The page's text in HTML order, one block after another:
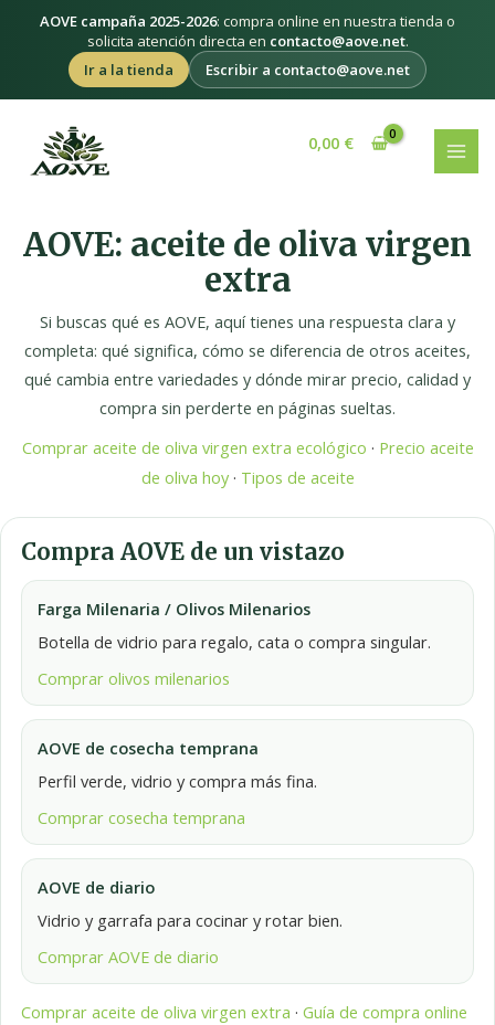
AOVE campaña 2025-2026: compra online en nuestra tienda o
solicita atención directa en contacto@aove.net.
Ir a la tienda
Escribir a contacto@aove.net
contenido
0,00 €
AOVE: aceite de oliva virgen
extra
Si buscas qué es AOVE, aquí tienes una respuesta clara y
completa: qué significa, cómo se diferencia de otros aceites,
qué cambia entre variedades y dónde mirar precio, calidad y
compra sin perderte en páginas sueltas.
Comprar aceite de oliva virgen extra ecológico · Precio aceite
de oliva hoy· Tipos de aceite
Compra AOVE de un vistazo
Farga Milenaria / Olivos Milenarios
Botella de vidrio para regalo, cata o compra singular.
Comprar olivos milenarios
AOVE de cosecha temprana
Perfil verde, vidrio y compra más fina.
Comprar cosecha temprana
AOVE de diario
Vidrio y garrafa para cocinar y rotar bien.
Comprar AOVE de diario
Comprar aceite de oliva virgen extra · Guía de compra online